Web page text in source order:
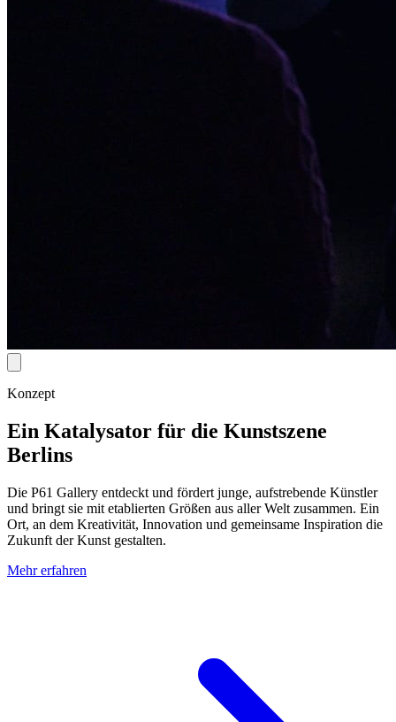
Konzept
Ein Katalysator für die Kunstszene
Berlins
Die P61 Gallery entdeckt und fördert junge, aufstrebende Künstler
und bringt sie mit etablierten Größen aus aller Welt zusammen. Ein
Ort, an dem Kreativität, Innovation und gemeinsame Inspiration die
Zukunft der Kunst gestalten.
Mehr erfahren